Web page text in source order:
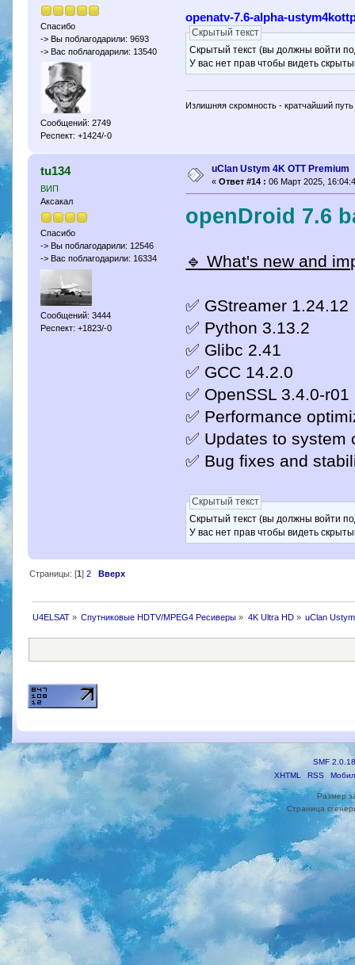
Спасибо
-> Вы поблагодарили: 9693
-> Вас поблагодарили: 13540
Сообщений: 2749
Респект: +1424/-0
openatv-7.6-alpha-
Скрытый текст
Скрытый текст (вы должны войти
У вас нет прав чтобы видеть
Излишняя скромность - кратчайший путь
tu134
ВИП
Аксакал
Спасибо
-> Вы поблагодарили: 12546
-> Вас поблагодарили: 16334
Сообщений: 3444
Респект: +1823/-0
uClan Ustym 4K OTT Premium
« Ответ #14 : 06 Март 2025,
openDroid 7.6
🔹 What's new and
✅ GStreamer 1.24.12
✅ Python 3.13.2
✅ Glibc 2.41
✅ GCC 14.2.0
✅ OpenSSL 3.4.0-r01
✅ Performance
✅ Updates to system
✅ Bug fixes and
Скрытый текст
Скрытый текст (вы должны войти
У вас нет прав чтобы видеть
Страницы: [1 ] 2 Вверх
U4ELSAT» Спутниковые HDTV/MPEG4 Ресиверы » 4K Ultra HD» uClan
SMF 2.0.18
XHTML
RSS
Размер
Страница